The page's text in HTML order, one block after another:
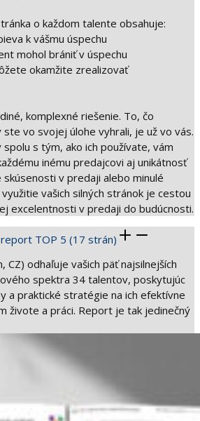
o každom talente obsahuje:
k vášmu úspechu
mohol brániť v úspechu
okamžite zrealizovať
komplexné riešenie. To, čo
vo svojej úlohe vyhrali, je už vo vás.
s tým, ako ich používate, vám
inému predajcovi aj unikátnosť
skúsenosti v predaji alebo minulé
vašich silných stránok je cestou
excelentnosti v predaji do budúcnosti.
TOP 5 (17 strán)
odhaľuje vašich päť najsilnejších
spektra 34 talentov, poskytujúc
a praktické stratégie na ich efektívne
živote a práci. Report je tak jedinečný